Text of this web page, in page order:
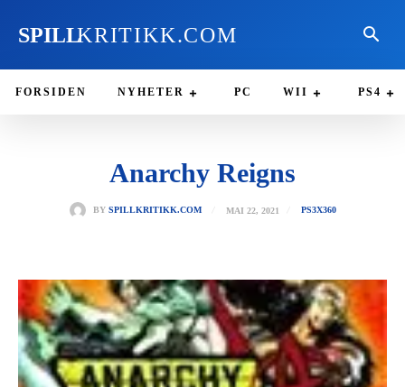
SPILLKRITIKK.COM
FORSIDEN NYHETER PC WII PS4
Anarchy Reigns
BY SPILLKRITIKK.COM MAI 22, 2021 PS3X360